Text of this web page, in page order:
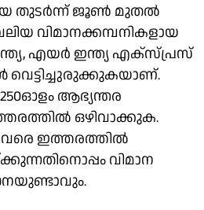
തുടർന്ന് ജൂൺ മുതൽ
വിമാനക്കമ്പനികളായ
എയർ ഇന്ത്യ എക്സ്പ്രസ്
ആഭ്യന്തര
ഒഴിവാക്കുക.
ഇത്തരത്തിൽ
വിമാന